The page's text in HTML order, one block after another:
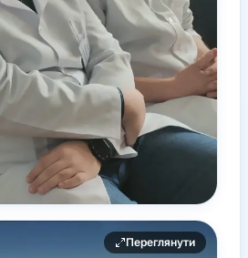
Переглянути